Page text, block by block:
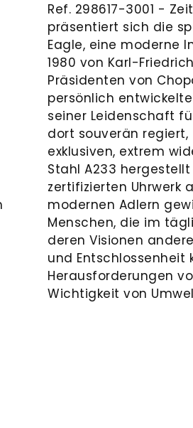
Ref. 298617-3001 -
präsentiert sich die
Eagle, eine moderne
1980 von Karl-
Präsidenten von
persönlich
seiner Leidenschaft
dort souverän regiert,
exklusiven, extrem
Stahl A233
zertifizierten Uhrwerk
modernen Adlern
Menschen, die im
deren Visionen
und
Herausforderungen
Wichtigkeit von